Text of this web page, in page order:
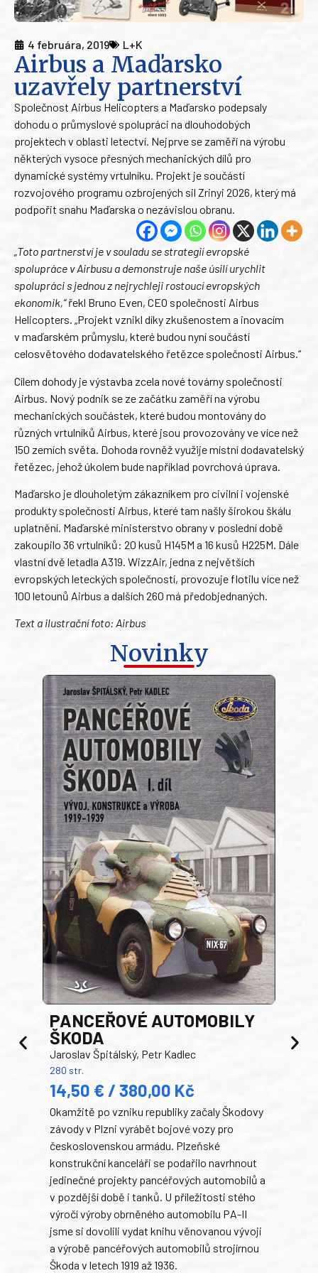
4 februára, 2019 L+K
Airbus a Maďarsko
uzavřely partnerství
Společnost Airbus Helicopters a Maďarsko podepsaly
dohodu o průmyslové spolupráci na dlouhodobých
projektech v oblasti letectví. Nejprve se zaměří na výrobu
některých vysoce přesných mechanických dílů pro
dynamické systémy vrtulníku. Projekt je součástí
rozvojového programu ozbrojených sil Zrinyi 2026, který má
podpořit snahu Maďarska o nezávislou obranu.
„Toto partnerství je v souladu se strategií evropské
spolupráce v Airbusu a demonstruje naše úsilí urychlit
spolupráci s jednou z nejrychleji rostoucí evropských
ekonomik,“řekl Bruno Even, CEO společnosti Airbus
Helicopters. „Projekt vznikl díky zkušenostem a inovacím
v maďarském průmyslu, které budou nyní součástí
celosvětového dodavatelského řetězce společnosti Airbus.“
Cílem dohody je výstavba zcela nové továrny společnosti
Airbus. Nový podnik se ze začátku zaměří na výrobu
mechanických součástek, které budou montovány do
různých vrtulníků Airbus, které jsou provozovány ve více než
150 zemích světa. Dohoda rovněž využije místní dodavatelský
řetězec, jehož úkolem bude například povrchová úprava.
Maďarsko je dlouholetým zákazníkem pro civilní i vojenské
produkty společnosti Airbus, které tam našly širokou škálu
uplatnění. Maďarské ministerstvo obrany v poslední době
zakoupilo 36 vrtulníků: 20 kusů H145M a 16 kusů H225M. Dále
vlastní dvě letadla A319. WizzAir, jedna z největších
evropských leteckých společností, provozuje flotilu více než
100 letounů Airbus a dalších 260 má předobjednaných.
Text a ilustrační foto: Airbus
Novinky
PANCEŘOVÉ AUTOMOBILY
ŠKODA
Jaroslav Špitálský, Petr Kadlec
280 str.
14,50 € / 380,00 Kč
Okamžitě po vzniku republiky začaly Škodovy
závody v Plzni vyrábět bojové vozy pro
československou armádu. Plzeňské
konstrukční kanceláři se podařilo navrhnout
jedinečné projekty pancéřových automobilů a
v pozdější době i tanků. U příležitosti stého
výročí výroby obrněného automobilu PA-II
jsme si dovolili vydat knihu věnovanou vývoji
a výrobě pancéřových automobilů strojírnou
Škoda v letech 1919 až 1936.